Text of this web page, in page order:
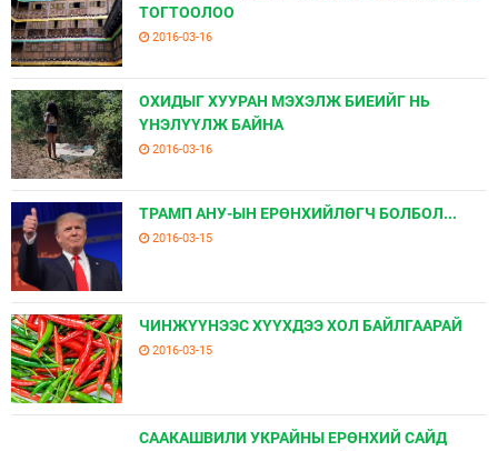
ТОГТООЛОО
2016-03-16
ОХИДЫГ ХУУРАН МЭХЭЛЖ БИЕИЙГ НЬ
ҮНЭЛҮҮЛЖ БАЙНА
2016-03-16
ТРАМП АНУ-ЫН ЕРӨНХИЙЛӨГЧ БОЛБОЛ...
2016-03-15
ЧИНЖҮҮНЭЭС ХҮҮХДЭЭ ХОЛ БАЙЛГААРАЙ
2016-03-15
СААКАШВИЛИ УКРАЙНЫ ЕРӨНХИЙ САЙД